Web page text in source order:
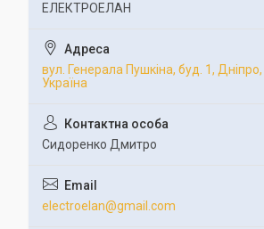
ЕЛЕКТРОЕЛАН
вул. Генерала Пушкіна, буд. 1, Дніпро,
Україна
Сидоренко Дмитро
electroelan@gmail.com